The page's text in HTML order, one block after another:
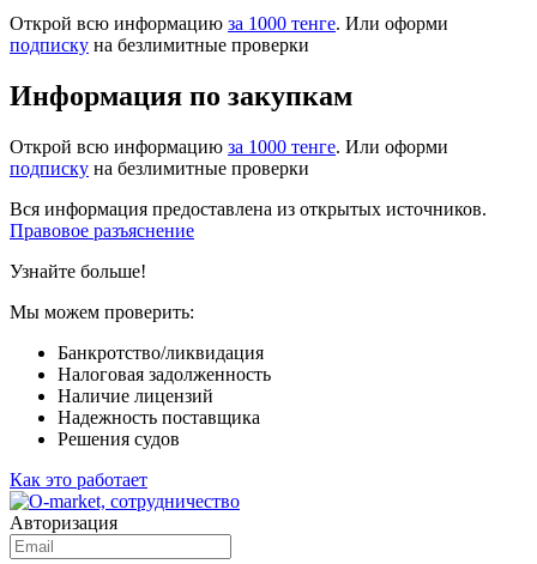
Открой всю информацию за 1000 тенге. Или оформи
подписку на безлимитные проверки
Информация по закупкам
Открой всю информацию за 1000 тенге. Или оформи
подписку на безлимитные проверки
Вся информация предоставлена из открытых источников.
Правовое разъяснение
Узнайте больше!
Мы можем проверить:
Банкротство/ликвидация
Налоговая задолженность
Наличие лицензий
Надежность поставщика
Решения судов
Как это работает
Авторизация